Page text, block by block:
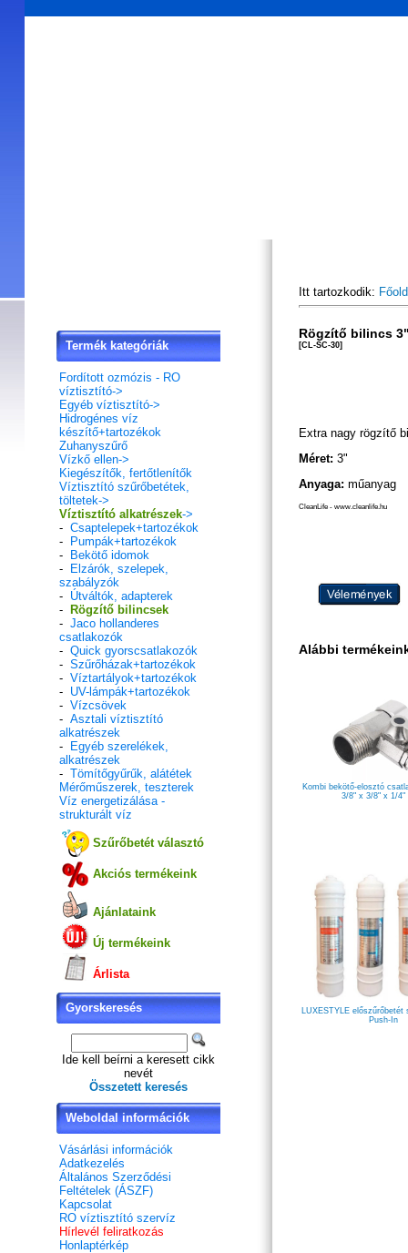
Termék kategóriák
Fordított ozmózis - RO
víztisztító->
Egyéb víztisztító->
Hidrogénes víz
készítő+tartozékok
Zuhanyszűrő
Vízkő ellen->
Kiegészítők, fertőtlenítők
Víztisztító szűrőbetétek,
töltetek->
Víztisztító alkatrészek->
- Csaptelepek+tartozékok
-
Pumpák+tartozékok
-
Bekötő idomok
-
Elzárók, szelepek,
szabályzók
- Útváltók, adapterek
-
Rögzítő bilincsek
- Jaco hollanderes
csatlakozók
- Quick gyorscsatlakozók
- Szűrőházak+tartozékok
- Víztartályok+tartozékok
- UV-lámpák+tartozékok
- Vízcsövek
- Asztali víztisztító
alkatrészek
-
Egyéb szerelékek,
alkatrészek
- Tömítőgyűrűk, alátétek
Mérőműszerek, teszterek
Víz energetizálása -
strukturált víz
Szűrőbetét választó
Akciós termékeink
Ajánlataink
Új termékeink
Árlista
Gyorskeresés
Ide kell beírni a keresett cikk
nevét
Összetett keresés
Weboldal információk
Vásárlási információk
Adatkezelés
Általános Szerződési
Feltételek (ÁSZF)
Kapcsolat
RO víztisztító szervíz
Hírlevél feliratkozás
Honlaptérkép
Itt tartozkodik:
Rögzítő bilincs
[CL-SC-30]
Extra nagy rögzítő
Méret: 3"
Anyaga: műanyag
CleanLife - www.cleanlife.hu
Alábbi
Kombi bekötő-elosztó
3/8" x 3/8" x 1/4"
LUXESTYLE
Push-In